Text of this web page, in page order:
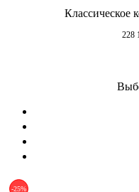
Классическое
228
-25%